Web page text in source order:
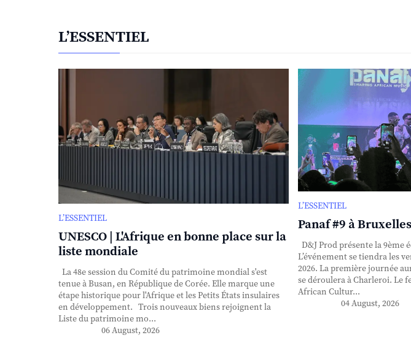
L’ESSENTIEL
L’ESSENTIEL
UNESCO | L'Afrique en bonne place sur la
liste mondiale
La 48e session du Comité du patrimoine mondial s'est
tenue à Busan, en République de Corée. Elle marque une
étape historique pour l'Afrique et les Petits États insulaires
en développement. Trois nouveaux biens rejoignent la
Liste du patrimoine mo...
06 August, 2026
L’ESSENTIEL
Panaf #9 à
D&J Prod présente la 9ème
L’événement se tiendra les
2026. La première journée
se déroulera à Charleroi. Le
African Cultur...
04 August, 2026